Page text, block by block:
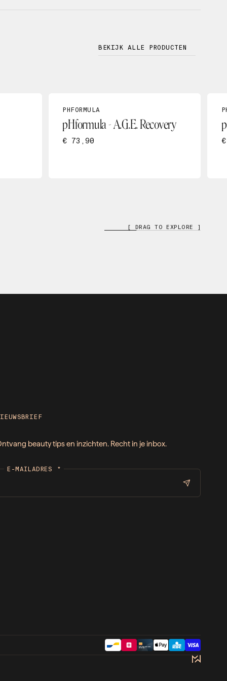
BEKIJK ALLE PRODUCTEN
PHFORMULA
pHformula - A.G.E. Recovery
€ 73,90
[ DRAG TO EXPLORE ]
beauty tips en inzichten. Recht in je inbox.
E-MAILADRES *